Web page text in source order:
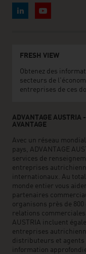
FRESH VIEW
Obtenez des
secteurs de
entreprises de ces
ADVANTAGE AUSTRIA
AVANTAGE
Avec un réseau
pays, ADVANTAGE
services de
entreprises
internationaux. Au
monde entier vous
partenaires
organisons près de
relations
AUSTRIA incluent
entreprises
distributeurs et agents
information